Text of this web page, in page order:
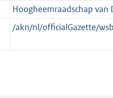
Hoogheemraadschap van
/akn/nl/officialGazette/